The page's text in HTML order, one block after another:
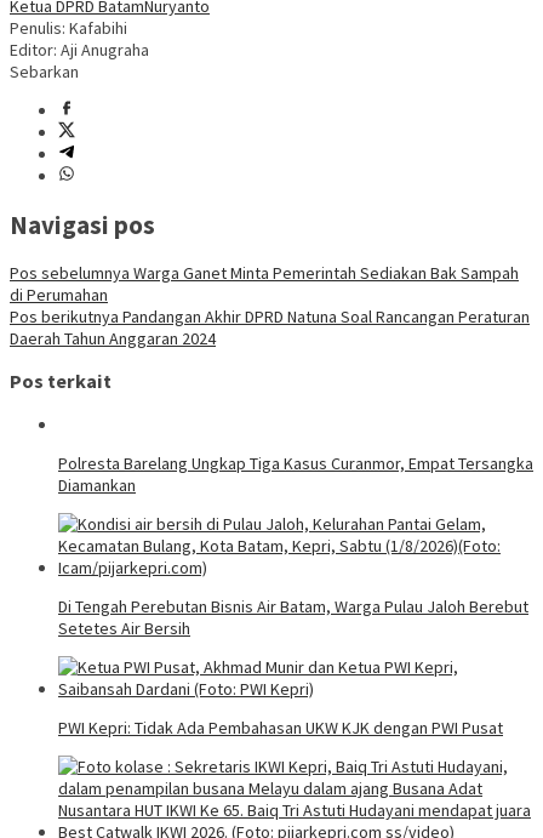
Ketua DPRD BatamNuryanto
Penulis: Kafabihi
Editor: Aji Anugraha
Sebarkan
Navigasi pos
Pos sebelumnya Warga Ganet Minta Pemerintah Sediakan Bak Sampah
di Perumahan
Pos berikutnya Pandangan Akhir DPRD Natuna Soal Rancangan Peraturan
Daerah Tahun Anggaran 2024
Pos terkait
Polresta Barelang Ungkap Tiga Kasus Curanmor, Empat Tersangka
Diamankan
Di Tengah Perebutan Bisnis Air Batam, Warga Pulau Jaloh Berebut
Setetes Air Bersih
PWI Kepri: Tidak Ada Pembahasan UKW KJK dengan PWI Pusat